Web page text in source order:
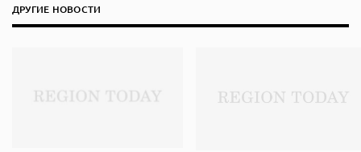
ДРУГИЕ НОВОСТИ